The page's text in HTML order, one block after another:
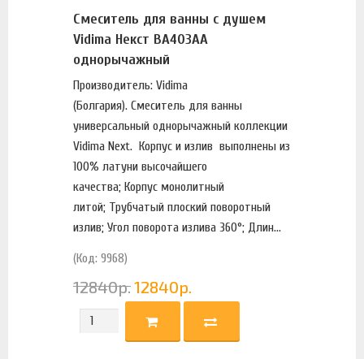
Смеситель для ванны с душем
Vidima Некст BA403AA
однорычажный
Производитель: Vidima
(Болгария). Смеситель для ванны
универсальный однорычажный коллекции
Vidima Next. Корпус и излив выполнены из
100% латуни высочайшего
качества; Корпус монолитный
литой; Трубчатый плоский поворотный
излив; Угол поворота излива 360°; Длин...
(Код: 9968)
12840р.12840р.